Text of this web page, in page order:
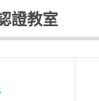
證教室